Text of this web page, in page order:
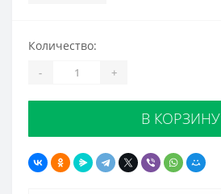
Количество:
- +
В КОРЗИНУ